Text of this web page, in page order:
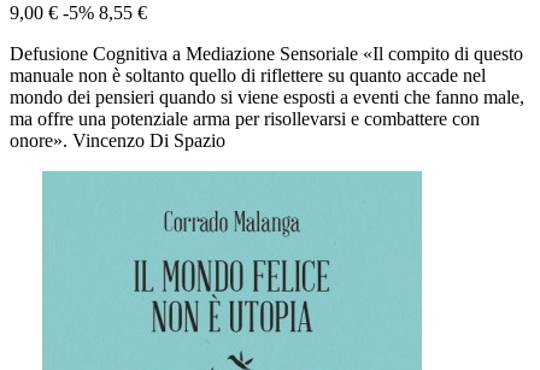
9,00 € -5% 8,55 €
Defusione Cognitiva a Mediazione Sensoriale «Il compito di questo
manuale non è soltanto quello di riflettere su quanto accade nel
mondo dei pensieri quando si viene esposti a eventi che fanno male,
ma offre una potenziale arma per risollevarsi e combattere con
onore». Vincenzo Di Spazio